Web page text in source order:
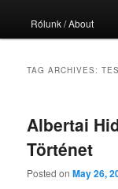
Rólunk / About
TAG ARCHIVES:
Albertai
Történet
Posted onMay 26,